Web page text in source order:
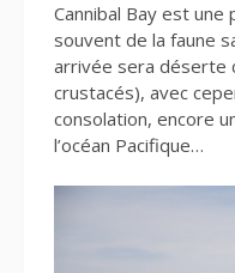
Cannibal Bay est
souvent de la faune
arrivée sera déserte
crustacés), avec
consolation, encore
l’océan Pacifique…